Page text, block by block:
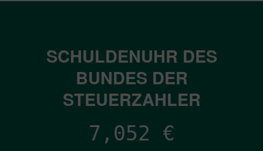
SCHULDENUHR DES
BUNDES DER
STEUERZAHLER
7,052 €